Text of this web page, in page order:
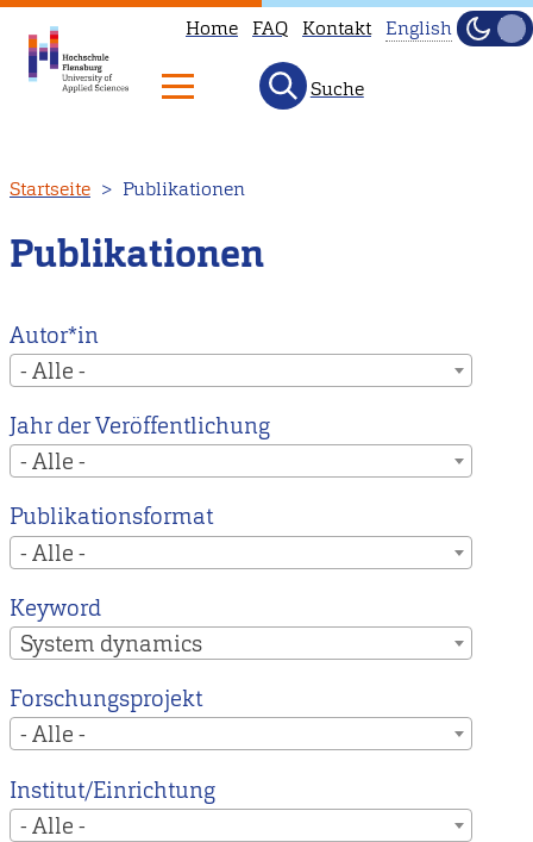
zum
Inhalt
Home FAQ Kontakt
to
our
main
instead.
English
Hell
Suche
Startseite Publikationen
Publikationen
Autor*in
- Alle -
Jahr der Veröffentlichung
- Alle -
Publikationsformat
- Alle -
Keyword
System dynamics
Forschungsprojekt
- Alle -
Institut/Einrichtung
- Alle -